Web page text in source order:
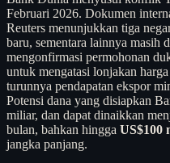
Februari 2026. Dokumen
Reuters menunjukkan tiga
baru, sementara lainnya masih
mengonfirmasi permohonan
untuk mengatasi lonjakan
turunnya pendapatan ekspor
Potensi dana yang disiapkan
miliar, dan dapat dinaikkan
bulan, bahkan hingga US$100
jangka panjang.